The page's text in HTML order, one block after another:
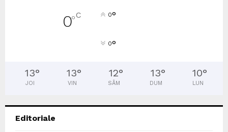
0°C 0°
0°
13°
JOI
13°
VIN
12°
SÂM
13°
DUM
10°
LUN
Editoriale